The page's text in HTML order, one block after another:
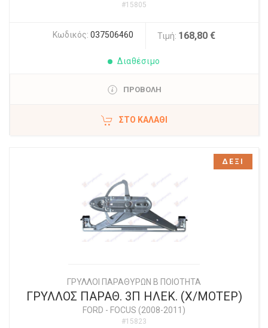
#15805
Κωδικός: 037506460 Τιμή: 168,80 €
Διαθέσιμο
ΠΡΟΒΟΛΗ
ΣΤΟ ΚΑΛΆΘΙ
ΓΡΥΛΛΟΙ ΠΑΡΑΘΥΡΩΝ Β ΠΟΙΟΤΗΤΑ
ΓΡΥΛΛΟΣ ΠΑΡΑΘ. 3Π ΗΛΕΚ. (Χ/ΜΟΤΕΡ)
FORD - FOCUS (2008-2011)
#15823
ΔΕΞΙ